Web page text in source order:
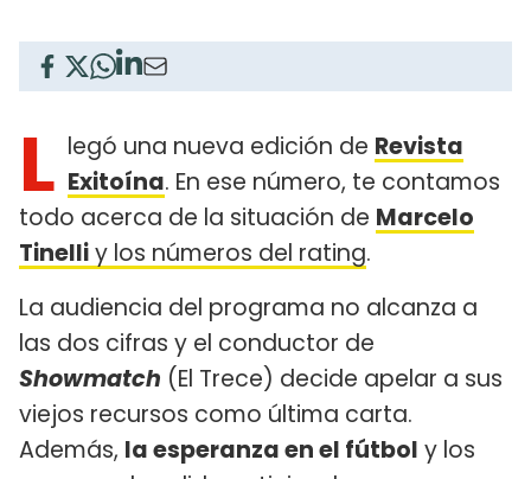
L legó una nueva edición de Revista
Exitoína. En ese número, te contamos
todo acerca de la situación de Marcelo
Tinelliy los números del rating.
La audiencia del programa no alcanza a
las dos cifras y el conductor de
Showmatch (El Trece) decide apelar a sus
viejos recursos como última carta.
Además, la esperanza en el fútbol y los